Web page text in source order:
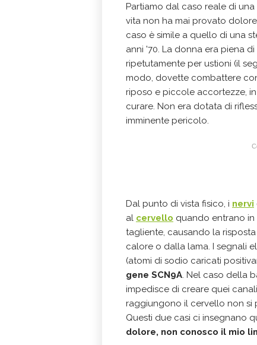
Partiamo dal caso reale di una
vita non ha mai provato
caso è simile a quello di una
anni '70. La donna era piena
ripetutamente per ustioni (il
modo, dovette combattere
riposo e piccole accortezze,
curare. Non era dotata di
imminente pericolo.
Dal punto di vista fisico, i nervi
al cervello quando entrano
tagliente, causando la
calore o dalla lama. I segnali
(atomi di sodio caricati
gene SCN9A . Nel caso della
impedisce di creare quei
raggiungono il cervello non si
Questi due casi ci insegnano
dolore, non conosco il mio